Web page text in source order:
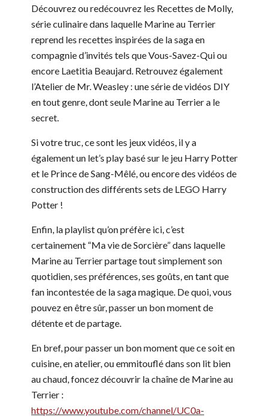
Découvrez ou redécouvrez les Recettes de Molly,
série culinaire dans laquelle Marine au Terrier
reprend les recettes inspirées de la saga en
compagnie d’invités tels que Vous-Savez-Qui ou
encore Laetitia Beaujard. Retrouvez également
l’Atelier de Mr. Weasley : une série de vidéos DIY
en tout genre, dont seule Marine au Terrier a le
secret.
Si votre truc, ce sont les jeux vidéos, il y a
également un let’s play basé sur le jeu Harry Potter
et le Prince de Sang-Mêlé, ou encore des vidéos de
construction des différents sets de LEGO Harry
Potter !
Enfin, la playlist qu’on préfère ici, c’est
certainement “Ma vie de Sorcière” dans laquelle
Marine au Terrier partage tout simplement son
quotidien, ses préférences, ses goûts, en tant que
fan incontestée de la saga magique. De quoi, vous
pouvez en être sûr, passer un bon moment de
détente et de partage.
En bref, pour passer un bon moment que ce soit en
cuisine, en atelier, ou emmitouflé dans son lit bien
au chaud, foncez découvrir la chaîne de Marine au
Terrier :
https://www.youtube.com/channel/UC0a-